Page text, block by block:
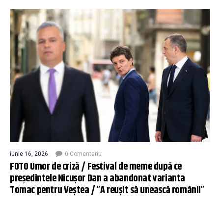
iunie 16, 2026 0 Comentariu
FOTO Umor de criză / Festival de meme după ce
președintele Nicușor Dan a abandonat varianta
Tomac pentru Veștea / ”A reușit să unească românii”